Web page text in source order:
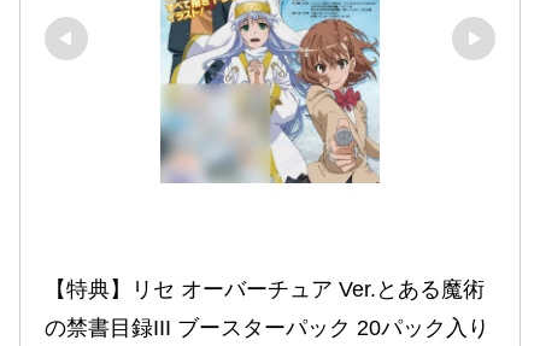
【特典】リセ オーバーチュア Ver.とある魔術
の禁書目録III ブースターパック 20パック入り